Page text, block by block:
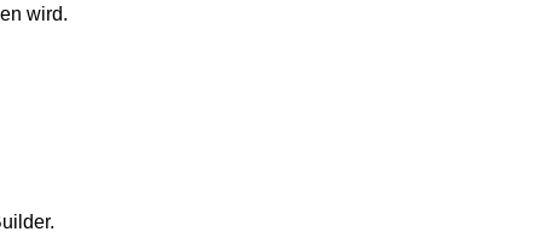
wird.